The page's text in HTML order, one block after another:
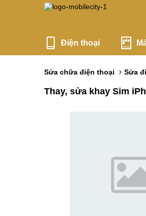
Điện thoại
Sửa chữa điện thoại Sửa
Thay, sửa khay Sim